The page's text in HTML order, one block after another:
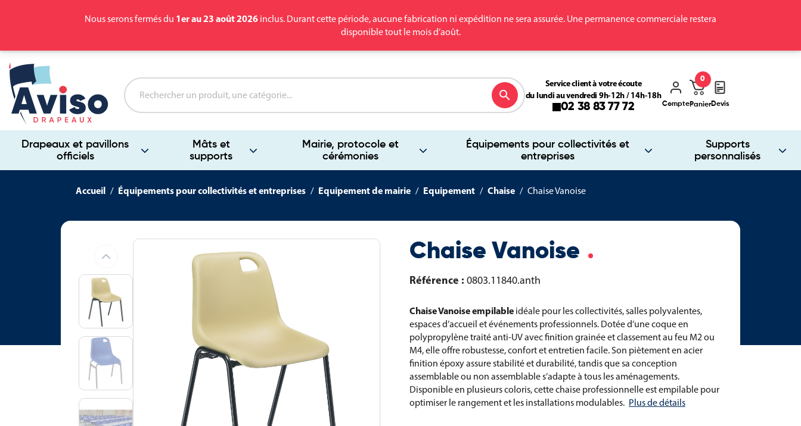
Nous serons fermés du 1er au 23 août 2026 inclus. Durant cette période, aucune fabrication ni expédition ne sera assurée. Une permanence commerciale restera
disponible tout le mois d’août.
Drapeaux et pavillons
officiels
Mâts et
supports
Mairie, protocole et
cérémonies
Équipements pour collectivités et
entreprises
Supports
personnalisés
search
Service client à votre écoute
du lundi au vendredi 9h-12h / 14h-18h
02 38 83 77 72 ComptePanier
0
Devis
Accueil Équipements pour collectivités et entreprises Equipement de mairie Equipement Chaise Chaise Vanoise
Chaise Vanoise
Référence : 0803.11840.anth
Chaise Vanoise empilable idéale pour les collectivités, salles polyvalentes,
espaces d’accueil et événements professionnels. Dotée d’une coque en
polypropylène traité anti-UV avec finition grainée et classement au feu M2 ou
M4, elle offre robustesse, confort et entretien facile. Son piètement en acier
finition époxy assure stabilité et durabilité, tandis que sa conception
assemblable ou non assemblable s’adapte à tous les aménagements.
Disponible en plusieurs coloris, cette chaise professionnelle est empilable pour
optimiser le rangement et les installations modulables. Plus de détails